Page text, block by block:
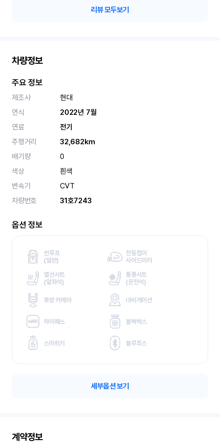
리뷰 모두보기
차량정보
주요 정보
제조사
현대
연식
2022년 7월
연료
전기
주행거리
32,682km
배기량
0
색상
흰색
변속기
CVT
차량번호
31호7243
옵션 정보
썬루프
(일반)
전동접이
사이드미러
열선시트
(앞좌석)
통풍시트
(운전석)
후방 카메라 내비게이션
하이패스 블랙박스
스마트키 블루투스
세부옵션 보기
계약정보